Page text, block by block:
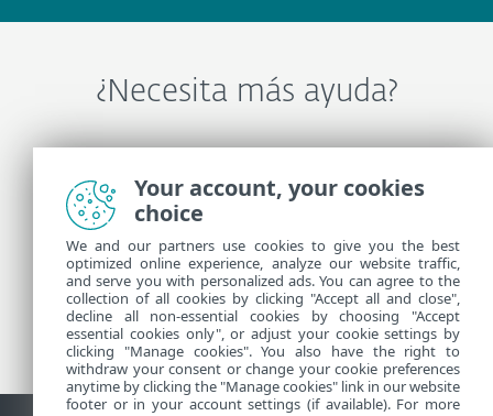
¿Necesita más ayuda?
Comuníquese con Soporte técnico de ESET
Más información
Noticias de soporte
Customer Advisories
Your account, your cookies
choice
We and our partners use cookies to give you the best
optimized online experience, analyze our website traffic,
and serve you with personalized ads. You can agree to the
collection of all cookies by clicking "Accept all and close",
decline all non-essential cookies by choosing "Accept
essential cookies only", or adjust your cookie settings by
clicking "Manage cookies". You also have the right to
withdraw your consent or change your cookie preferences
anytime by clicking the "Manage cookies" link in our website
footer or in your account settings (if available). For more